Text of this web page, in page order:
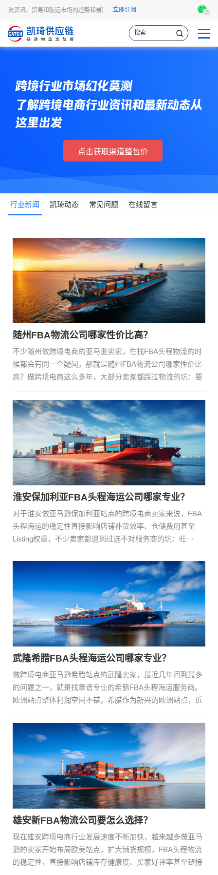
资讯、贸易和航运市场的趋势和最新事件，让您掌握各种情报，作出更明智的供
立即订阅
跨境行业市场幻化莫测
了解跨境电商行业资讯和最新动态从
这里出发
点击获取渠道整包价
行业新闻 凯琦动态 常见问题 在线留言
随州FBA物流公司哪家性价比高？
不少随州做跨境电商的亚马逊卖家，在找FBA头程物流的时
候都会有同一个疑问，那就是随州FBA物流公司哪家性价比
高？做跨境电商这么多年，大部分卖家都踩过物流的坑：要
淮安保加利亚FBA头程海运公司哪家专业？
对于淮安做亚马逊保加利亚站点的跨境电商卖家来说，FBA
头程海运的稳定性直接影响店铺补货效率、仓储费用甚至
Listing权重，不少卖家都遇到过选不对服务商的坑：旺···
武隆希腊FBA头程海运公司哪家专业？
做跨境电商亚马逊希腊站点的武隆卖家，最近几年问到最多
的问题之一，就是找靠谱专业的希腊FBA头程海运服务商。
欧洲站点整体利润空间不错，希腊作为新兴的欧洲站点，近
雄安新FBA物流公司要怎么选择？
现在雄安跨境电商行业发展速度不断加快，越来越多做亚马
逊的卖家开始布局欧美站点，扩大铺货规模，FBA头程物流
的稳定性，直接影响店铺库存健康度、买家好评率甚至链接